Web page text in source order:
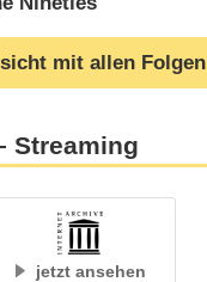
mit allen Folgen
Streaming
jetzt ansehen